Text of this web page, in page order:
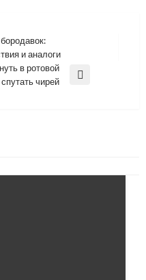
и аналоги
в ротовой
чирей